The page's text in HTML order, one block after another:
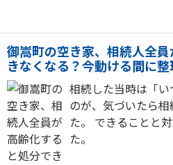
御嵩町の空き家、相続人全
きなくなる？今動ける間に
相続した当時は「
のが、気づいたら
た。 できることと
た。